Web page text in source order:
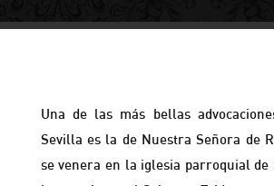
Una de las más bellas
Sevilla es la de Nuestra Señora de
se venera en la iglesia parroquial de